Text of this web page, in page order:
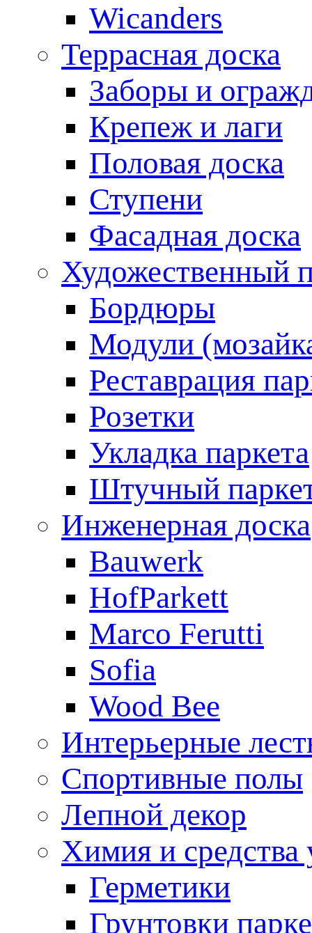
Wicanders
Террасная доска
Заборы и
Крепеж и лаги
Половая доска
Ступени
Фасадная доска
Художественный
Бордюры
Модули
Реставрация
Розетки
Укладка паркета
Штучный
Инженерная доска
Bauwerk
HofParkett
Marco Ferutti
Sofia
Wood Bee
Интерьерные
Спортивные полы
Лепной декор
Химия и средства
Герметики
Грунтовки